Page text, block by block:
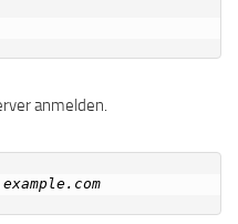
anmelden.